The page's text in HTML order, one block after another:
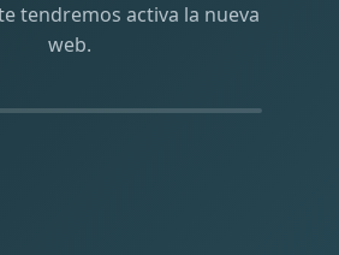
tendremos activa la nueva
web.